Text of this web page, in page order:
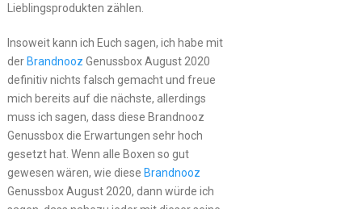
Lieblingsprodukten zählen.
Insoweit kann ich Euch sagen, ich habe mit
derBrandnooz Genussbox August 2020
definitiv nichts falsch gemacht und freue
mich bereits auf die nächste, allerdings
muss ich sagen, dass diese Brandnooz
Genussbox die Erwartungen sehr hoch
gesetzt hat. Wenn alle Boxen so gut
gewesen wären, wie diese Brandnooz
Genussbox August 2020, dann würde ich